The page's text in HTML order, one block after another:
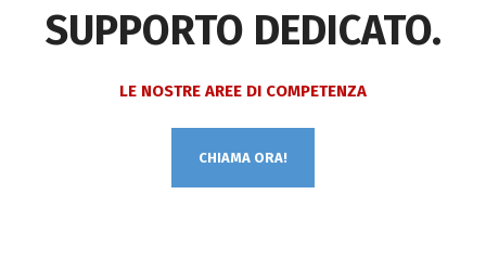
SUPPORTO DEDICATO.
LE NOSTRE AREE DI COMPETENZA
CHIAMA ORA!